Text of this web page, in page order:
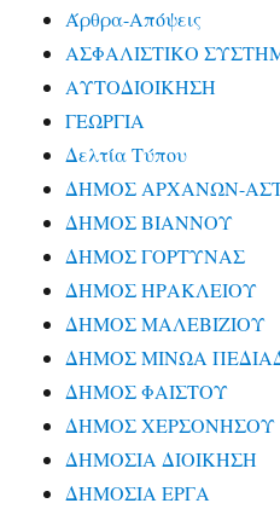
Άρθρα-Απόψεις
ΑΣΦΑΛΙΣΤΙΚΟ
ΑΥΤΟΔΙΟΙΚΗΣΗ
ΓΕΩΡΓΙΑ
Δελτία Τύπου
ΔΗΜΟΣ ΑΡΧΑΝΩΝ-
ΔΗΜΟΣ ΒΙΑΝΝΟΥ
ΔΗΜΟΣ ΓΟΡΤΥΝΑΣ
ΔΗΜΟΣ ΗΡΑΚΛΕΙΟΥ
ΔΗΜΟΣ ΜΑΛΕΒΙΖΙΟΥ
ΔΗΜΟΣ ΜΙΝΩΑ
ΔΗΜΟΣ ΦΑΙΣΤΟΥ
ΔΗΜΟΣ ΧΕΡΣΟΝΗΣΟΥ
ΔΗΜΟΣΙΑ ΔΙΟΙΚΗΣΗ
ΔΗΜΟΣΙΑ ΕΡΓΑ